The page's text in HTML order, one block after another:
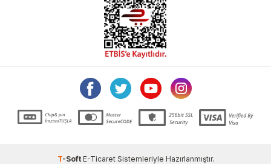
T-Soft E-TicaretSistemleriyle Hazırlanmıştır.